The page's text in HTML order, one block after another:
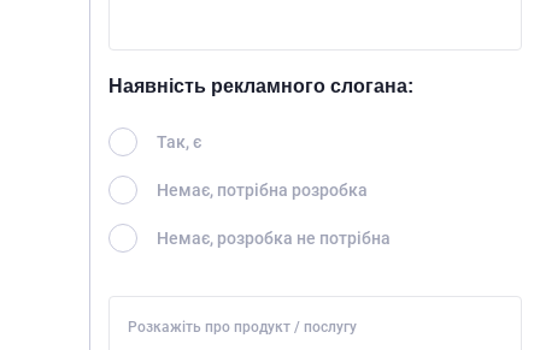
Наявність рекламного слогана:
Так, є
Немає, потрібна розробка
Немає, розробка не потрібна
Розкажіть про продукт / послугу